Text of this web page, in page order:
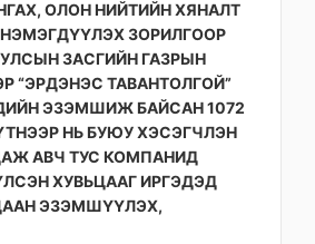
ОЛОН НИЙТИЙН ХЯНАЛТ
ЗОРИЛГООР
ЗАСГИЙН ГАЗРЫН
“ЭРДЭНЭС ТАВАНТОЛГОЙ”
ЭЗЭМШИЖ БАЙСАН 1072
НЬ БУЮУ ХЭСЭГЧЛЭН
АВЧ ТУС КОМПАНИД
ХУВЬЦААГ ИРГЭДЭД
ЭЗЭМШҮҮЛЭХ,